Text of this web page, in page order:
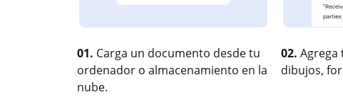
01. Carga un documento desde tu
ordenador o almacenamiento en la
nube.
02. Agrega
dibujos,